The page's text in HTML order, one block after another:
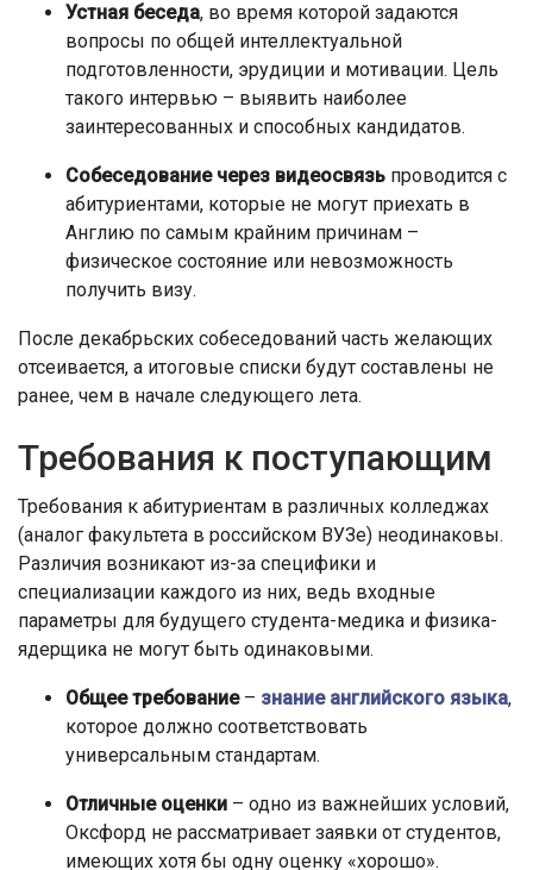
Устная беседа, во время которой задаются
вопросы по общей интеллектуальной
подготовленности, эрудиции и мотивации. Цель
такого интервью – выявить наиболее
заинтересованных и способных кандидатов.
Собеседование через видеосвязь проводится с
абитуриентами, которые не могут приехать в
Англию по самым крайним причинам –
физическое состояние или невозможность
получить визу.
После декабрьских собеседований часть желающих
отсеивается, а итоговые списки будут составлены не
ранее, чем в начале следующего лета.
Требования к поступающим
Требования к абитуриентам в различных колледжах
(аналог факультета в российском ВУЗе) неодинаковы.
Различия возникают из-за специфики и
специализации каждого из них, ведь входные
параметры для будущего студента-медика и физика-
ядерщика не могут быть одинаковыми.
Общее требование– знание английского языка,
которое должно соответствовать
универсальным стандартам.
Отличные оценки – одно из важнейших условий,
Оксфорд не рассматривает заявки от студентов,
имеющих хотя бы одну оценку «хорошо».